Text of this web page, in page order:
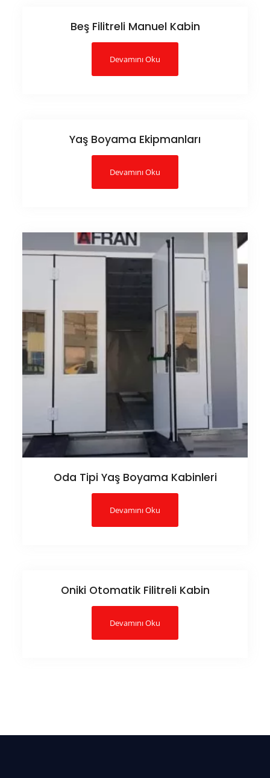
Beş Filitreli Manuel Kabin
Devamını Oku
Yaş Boyama Ekipmanları
Devamını Oku
Oda Tipi Yaş Boyama Kabinleri
Devamını Oku
Oniki Otomatik Filitreli Kabin
Devamını Oku